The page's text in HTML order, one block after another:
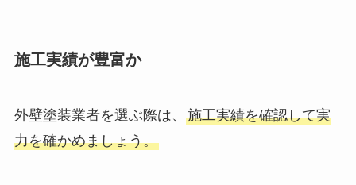
施工実績が豊富か
外壁塗装業者を選ぶ際は、 施工実績を確認して実
力を確かめましょう。